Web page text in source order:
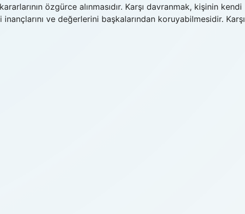
özgürce alınmasıdır. Karşı davranmak, kişinin kendi
inançlarını ve değerlerini başkalarından koruyabilmesidir. Karşı